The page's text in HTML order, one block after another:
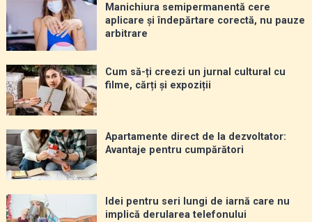
Manichiura semipermanentă cere
aplicare și îndepărtare corectă, nu pauze
arbitrare
Cum să-ți creezi un jurnal cultural cu
filme, cărți și expoziții
Apartamente direct de la dezvoltator:
Avantaje pentru cumpărători
Idei pentru seri lungi de iarnă care nu
implică derularea telefonului